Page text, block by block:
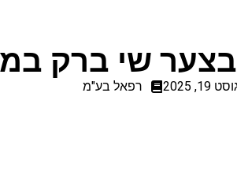
שי ברק
19, 2025
רפאל בע"מ